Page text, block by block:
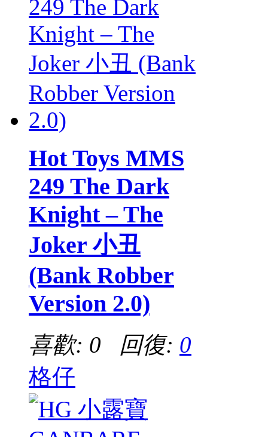
Hot Toys MMS
249 The Dark
Knight – The
Joker 小丑
(Bank Robber
Version 2.0)
喜歡: 0 回復: 0
格仔